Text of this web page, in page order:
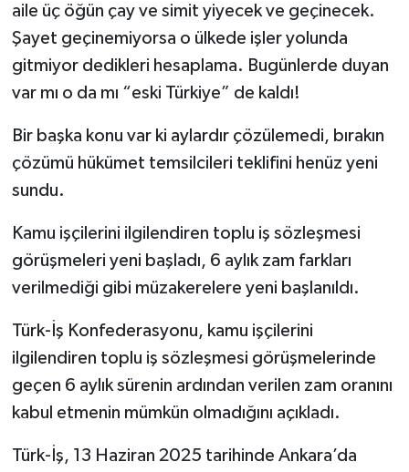
aile üç öğün çay ve simit yiyecek ve geçinecek.
Şayet geçinemiyorsa o ülkede işler yolunda
gitmiyor dedikleri hesaplama. Bugünlerde duyan
var mı o da mı “eski Türkiye” de kaldı!
Bir başka konu var ki aylardır çözülemedi, bırakın
çözümü hükümet temsilcileri teklifini henüz yeni
sundu.
Kamu işçilerini ilgilendiren toplu iş sözleşmesi
görüşmeleri yeni başladı, 6 aylık zam farkları
verilmediği gibi müzakerelere yeni başlanıldı.
Türk-İş Konfederasyonu, kamu işçilerini
ilgilendiren toplu iş sözleşmesi görüşmelerinde
geçen 6 aylık sürenin ardından verilen zam oranını
kabul etmenin mümkün olmadığını açıkladı.
Türk-İş, 13 Haziran 2025 tarihinde Ankara’da